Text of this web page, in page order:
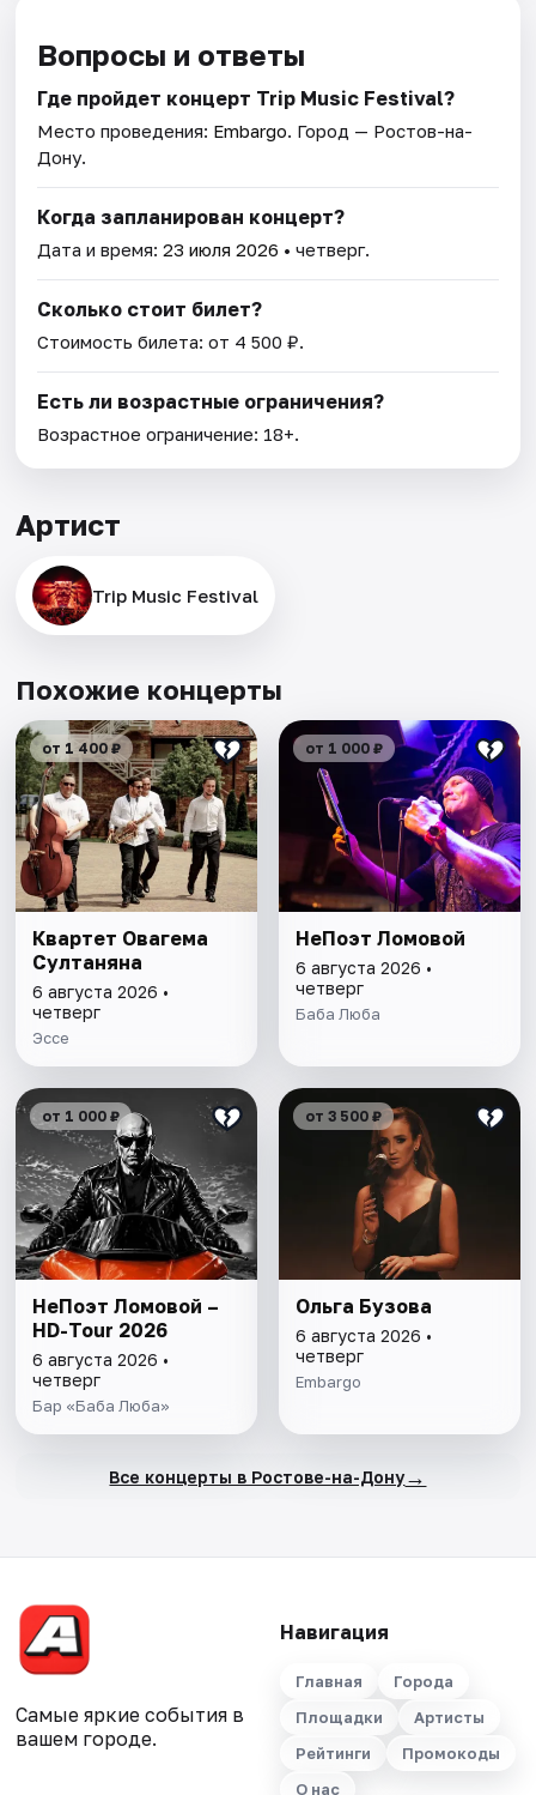
Вопросы и ответы
Где пройдет концерт Trip Music Festival?
Место проведения: Embargo. Город — Ростов-на-
Дону.
Когда запланирован концерт?
Дата и время:23 июля 2026 • четверг.
Сколько стоит билет?
Стоимость билета: от 4 500 ₽.
Есть ли возрастные ограничения?
Возрастное ограничение: 18+.
Артист
Trip Music Festival
Похожие концерты
от 1 400 ₽
Квартет Овагема
Султаняна
6 августа 2026 •
четверг
Эссе
от 1 000 ₽
НеПоэт Ломовой
6 августа 2026 •
четверг
Баба Люба
от 1 000 ₽
НеПоэт Ломовой –
HD-Tour 2026
6 августа 2026 •
четверг
Бар «Баба Люба»
от 3 500 ₽
Ольга Бузова
6 августа 2026 •
четверг
Embargo
Все концерты в Ростове-на-Дону→
Самые яркие события в
вашем городе.
Навигация
Главная
Города
Площадки
Артисты
Рейтинги
Промокоды
О нас